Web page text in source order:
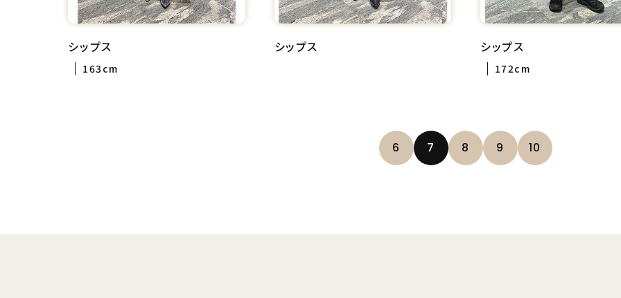
シップス
163cm
シップス シップス
172cm
6 7 8 9 10